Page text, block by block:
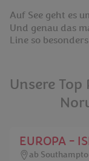
Auf See geht es
Und genau das
Line so
Unsere
EUROPA -
ab